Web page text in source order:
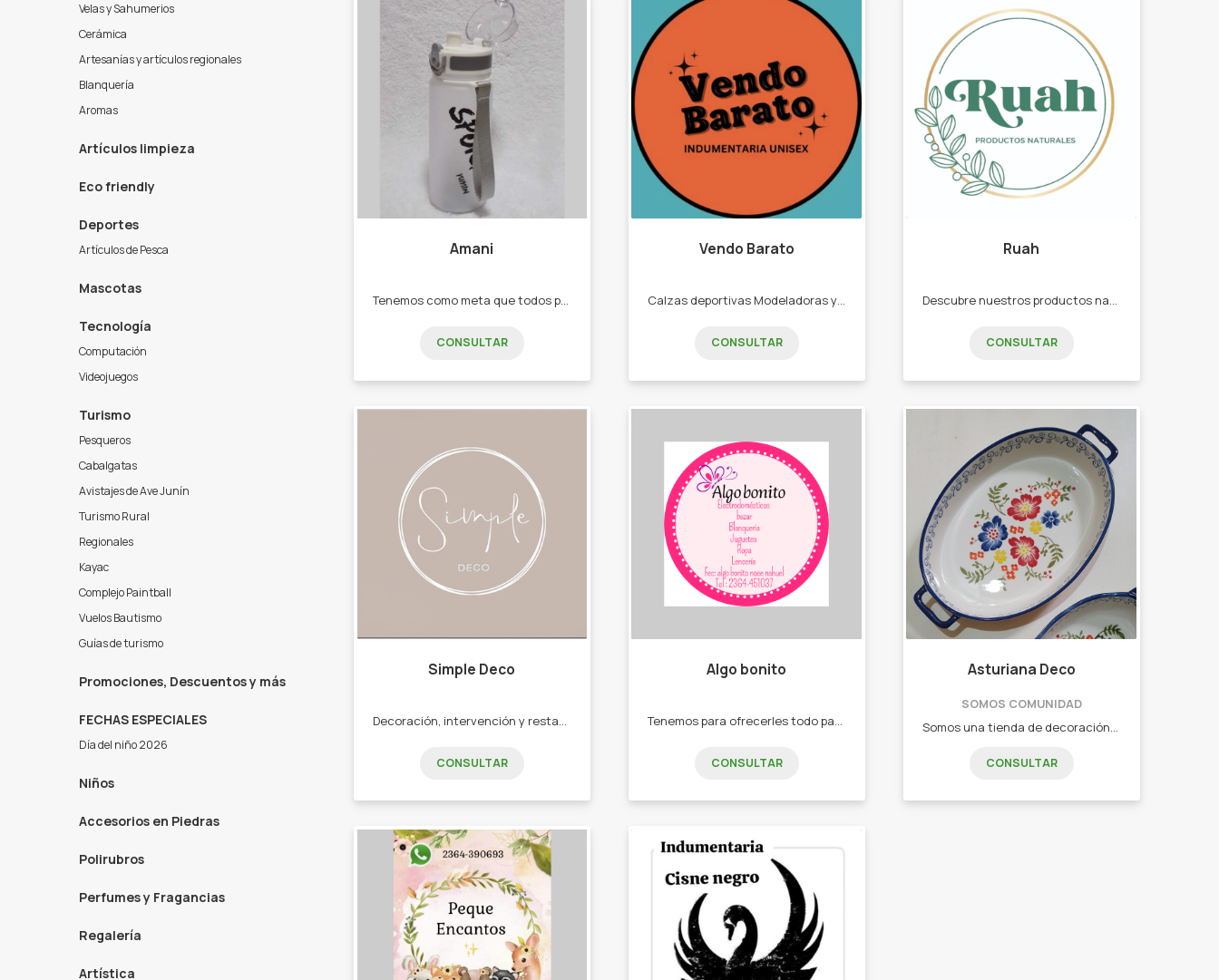
Velas y Sahumerios
Cerámica
Artesanías y artículos regionales
Blanquería
Aromas
Artículos limpieza
Eco friendly
Deportes
Artículos de Pesca
Mascotas
Tecnología
Computación
Videojuegos
Turismo
Pesqueros
Cabalgatas
Avistajes de Ave Junín
Turismo Rural
Regionales
Kayac
Complejo Paintball
Vuelos Bautismo
Guías de turismo
Promociones, Descuentos y más
FECHAS ESPECIALES
Día del niño 2026
Niños
Accesorios en Piedras
Polirubros
Perfumes y Fragancias
Regalería
Artística
Amani
Tenemos como meta que todos puedan encontrar el regalo ideal para sí mismos o para alguien especial. - gorras - llaveros - anteojos - lonas summer - bazar - marroquinería.
CONSULTAR
Vendo Barato
Calzas deportivas Modeladoras y Reductoras. -CALZAS DEPORTIVAS - CORPIÑOS DEPORTIVOS -CONJUNTOS TRES PIEZAS - MEDÍAS TENIS DEPORTIVAS -VINCHAS DEPORTIVAS.
CONSULTAR
Ruah
Descubre nuestros productos naturales sin parabenos, sin sulfatos, sin colorantes, sin minerales. y veganos. -Aromatizante textil y ambiente, -Difusores -Body Mist
CONSULTAR
Simple Deco
CONSULTAR
Algo bonito
CONSULTAR
Asturiana Deco
SOMOS COMUNIDAD
CONSULTAR